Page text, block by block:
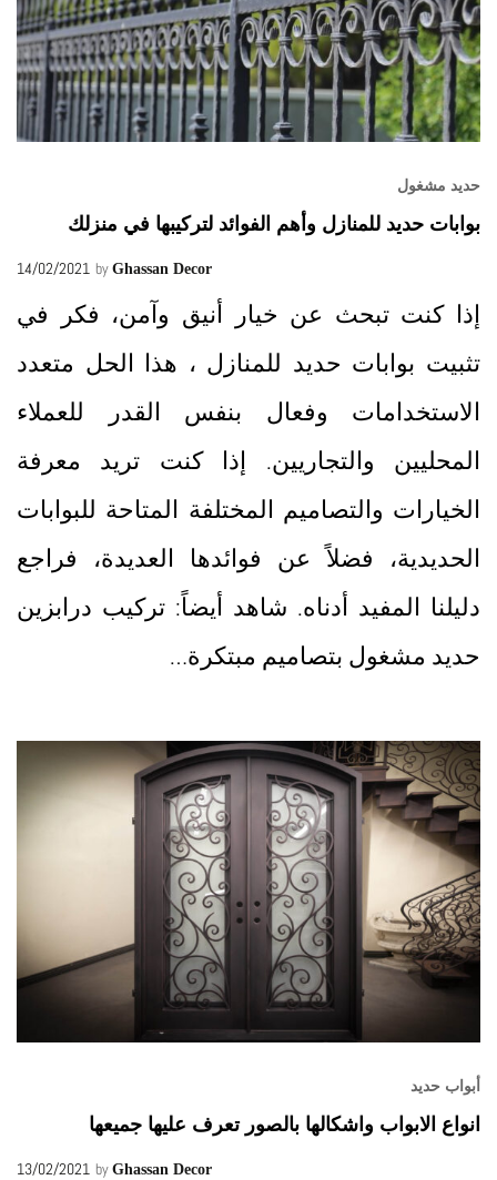
حديد مشغول
بوابات حديد للمنازل وأهم الفوائد لتركيبها في منزلك
14/02/2021 by Ghassan Decor
إذا كنت تبحث عن خيار أنيق وآمن، فكر في
تثبيت بوابات حديد للمنازل ، هذا الحل متعدد
الاستخدامات وفعال بنفس القدر للعملاء
المحليين والتجاريين. إذا كنت تريد معرفة
الخيارات والتصاميم المختلفة المتاحة للبوابات
الحديدية، فضلاً عن فوائدها العديدة، فراجع
دليلنا المفيد أدناه. شاهد أيضاً: تركيب درابزين
حديد مشغول بتصاميم مبتكرة…
أبواب حديد
انواع الابواب واشكالها بالصور تعرف عليها جميعها
13/02/2021 by Ghassan Decor